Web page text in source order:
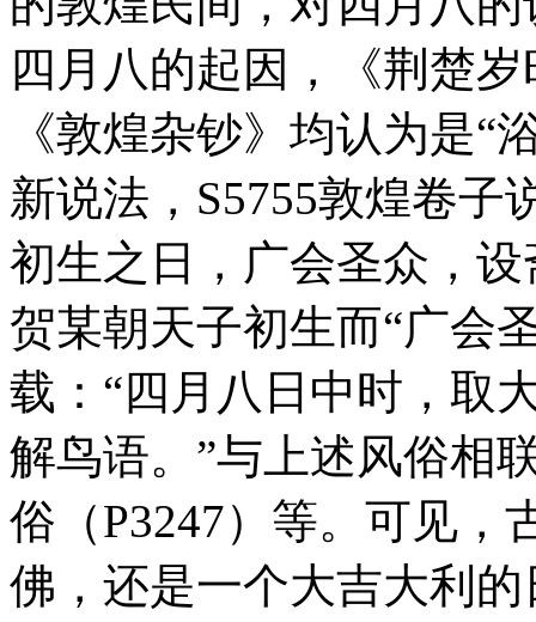
四月八的起因，《荆楚
《敦煌杂钞》均认为是“
新说法，S5755敦煌卷子
初生之日，广会圣众，
贺某朝天子初生而“广会
载：“四月八日中时，取
解鸟语。”与上述风俗相
俗（P3247）等。可见，
佛，还是一个大吉大利